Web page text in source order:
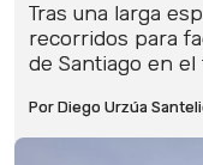
Tras una larga
recorridos para
de Santiago en
Por Diego Urzúa